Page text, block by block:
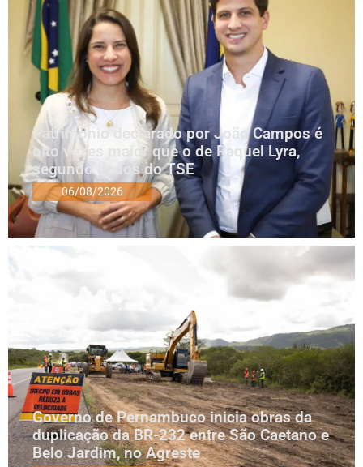
Patrimônio declarado por João Campos é
oito vezes maior que o de Raquel Lyra,
segundo dados do TSE
06/08/2026
Governo de Pernambuco inicia obras da
duplicação da BR-232 entre São Caetano e
Belo Jardim, no Agreste